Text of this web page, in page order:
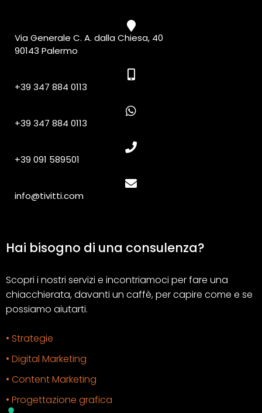
Via Generale C. A. dalla Chiesa, 40
90143 Palermo
+39 347 884 0113
+39 347 884 0113
+39 091 589501
info@tivitti.com
Hai bisogno di una consulenza?
Scopri i nostri servizi e incontriamoci per fare una
chiacchierata, davanti un caffè, per capire come e se
possiamo aiutarti.
• Strategie
• Digital Marketing
• Content Marketing
• Progettazione grafica